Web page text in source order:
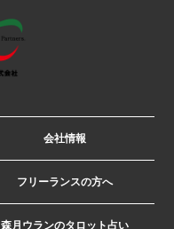
会社情報
フリーランスの方へ
森月ウランのタロット占い